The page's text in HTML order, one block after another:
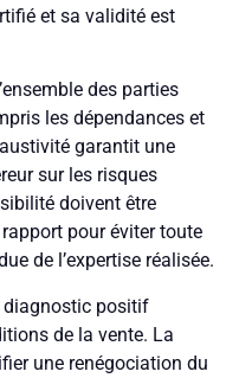
et sa validité est
des parties
les dépendances et
garantit une
sur les risques
doivent être
pour éviter toute
de l’expertise réalisée.
diagnostic positif
de la vente. La
une renégociation du